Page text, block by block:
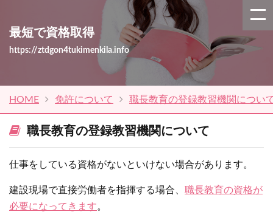
最短で資格取得
https://ztdgon4tukimenkila.info
HOME 免許について 職長教育の登録教習機関につい
職長教育の登録教習機関について
仕事をしている資格がないといけない場合があります。
建設現場で直接労働者を指揮する場合、 職長教育の資格が
必要になってきます。